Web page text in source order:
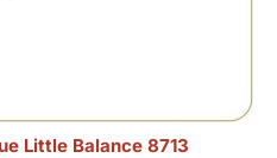
Little Balance 8713